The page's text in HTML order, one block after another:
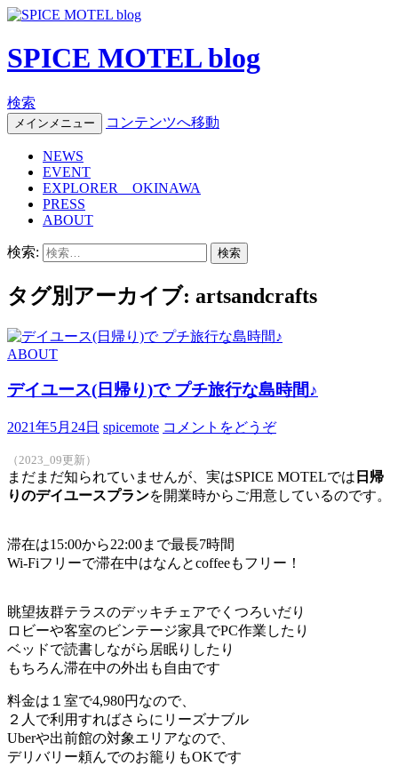
SPICE MOTEL blog
検索
メインメニュー コンテンツへ移動
NEWS
EVENT
EXPLORER OKINAWA
PRESS
ABOUT
検索:
タグ別アーカイブ: artsandcrafts
ABOUT
デイユース(日帰り)で プチ旅行な島時間♪
2021年5月24日 spicemote コメントをどうぞ
（2023_09更新）
まだまだ知られていませんが、実はSPICE MOTELでは 日帰
りのデイユースプランを開業時からご用意しているのです。
滞在は15:00から22:00まで最長7時間
Wi-Fiフリーで滞在中はなんとcoffeeもフリー！
眺望抜群テラスのデッキチェアでくつろいだり
ロビーや客室のビンテージ家具でPC作業したり
ベッドで読書しながら居眠りしたり
もちろん滞在中の外出も自由です
料金は１室で4,980円なので、
２人で利用すればさらにリーズナブル
Uberや出前館の対象エリアなので、
デリバリー頼んでのお籠りもOKです